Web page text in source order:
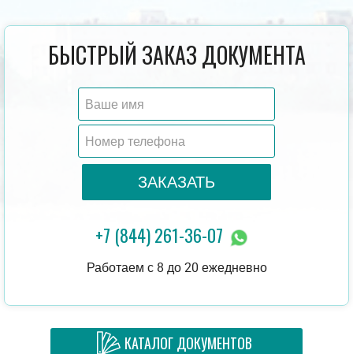
БЫСТРЫЙ ЗАКАЗ ДОКУМЕНТА
ЗАКАЗАТЬ
+7 (844) 261-36-07
Работаем с 8 до 20 ежедневно
КАТАЛОГ ДОКУМЕНТОВ